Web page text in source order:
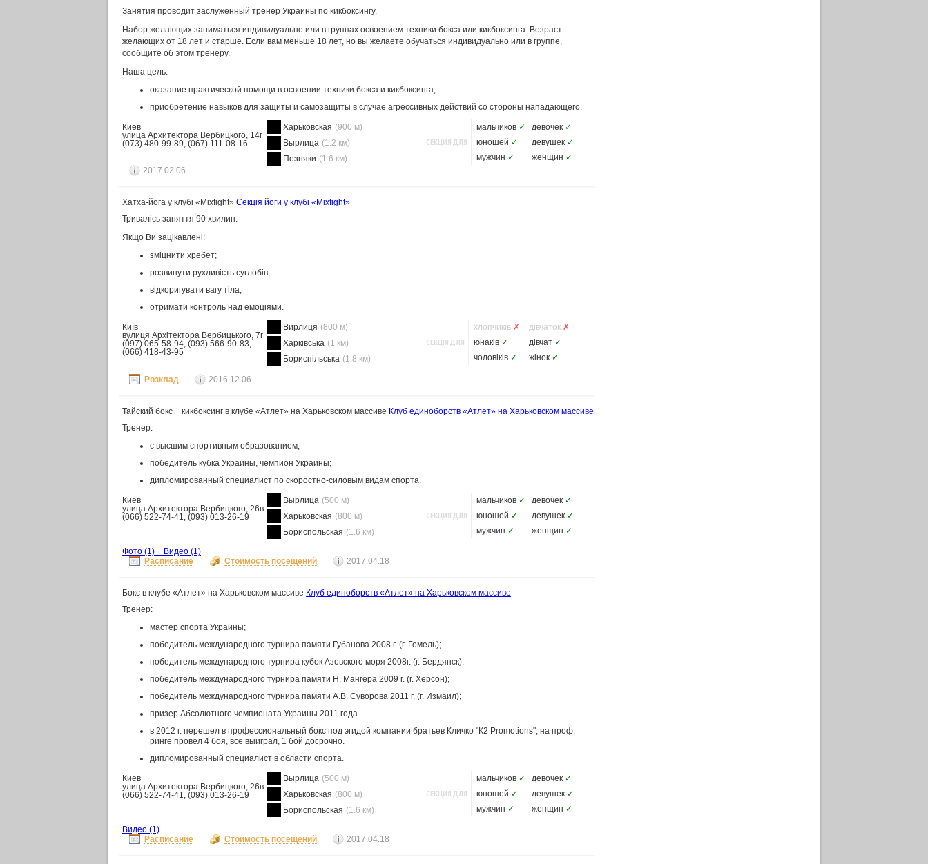
Занятия проводит заслуженный тренер Украины по кикбоксингу.
Набор желающих заниматься индивидуально или в группах освоением техники бокса или кикбоксинга. Возраст
желающих от 18 лет и старше. Если вам меньше 18 лет, но вы желаете обучаться индивидуально или в группе,
сообщите об этом тренеру.
Наша цель:
оказание практической помощи в освоении техники бокса и кикбоксинга;
приобретение навыков для защиты и самозащиты в случае агрессивных действий со стороны нападающего.
Киев
улица Архитектора Вербицкого, 14г
(073) 480-99-89, (067) 111-08-16
Харьковская (900 м)
Вырлица (1.2 км)
Позняки (1.6 км)
СЕКЦИЯ ДЛЯ
мальчиков ✓ девочек ✓
юношей ✓ девушек ✓
мужчин ✓ женщин ✓
2017.02.06
Хатха-йога у клубі «Mixfight» Секція йоги у клубі «Mixfight»
Тривалісь заняття 90 хвилин.
Якщо Ви зацікавлені:
зміцнити хребет;
розвинути рухливість суглобів;
відкоригувати вагу тіла;
отримати контроль над емоціями.
Київ
вулиця Архітектора Вербицького, 7г
(097) 065-58-94, (093) 566-90-83,
(066) 418-43-95
Вирлиця (800 м)
Харківська (1 км)
Бориспільська (1.8 км)
СЕКЦІЯ ДЛЯ
хлопчиків ✗ дівчаток ✗
юнаків ✓ дівчат ✓
чоловіків ✓ жінок ✓
Розклад 2016.12.06
Тайский бокс + кикбоксинг в клубе «Атлет» на Харьковском массиве Клуб единоборств «Атлет» на Харьковском массиве
Тренер:
с высшим спортивным образованием;
победитель кубка Украины, чемпион Украины;
дипломированный специалист по скоростно-силовым видам спорта.
Киев
улица Архитектора Вербицкого, 26в
(066) 522-74-41, (093) 013-26-19
Вырлица (500 м)
Харьковская (800 м)
Бориспольская (1.6 км)
СЕКЦИЯ ДЛЯ
мальчиков ✓ девочек ✓
юношей ✓ девушек ✓
мужчин ✓ женщин ✓
Фото (1) + Видео (1)
Расписание
Стоимость посещений 2017.04.18
Бокс в клубе «Атлет» на Харьковском массиве Клуб единоборств «Атлет» на Харьковском массиве
Тренер:
мастер спорта Украины;
победитель международного турнира памяти Губанова 2008 г. (г. Гомель);
победитель международного турнира кубок Азовского моря 2008г. (г. Бердянск);
победитель международного турнира памяти Н. Мангера 2009 г. (г. Херсон);
победитель международного турнира памяти А.В. Суворова 2011 г. (г. Измаил);
призер Абсолютного чемпионата Украины 2011 года.
в 2012 г. перешел в профессиональный бокс под эгидой компании братьев Кличко "К2 Promotions", на проф.
ринге провел 4 боя, все выиграл, 1 бой досрочно.
дипломированный специалист в области спорта.
Киев
улица Архитектора Вербицкого, 26в
(066) 522-74-41, (093) 013-26-19
Вырлица (500 м)
Харьковская (800 м)
Бориспольская (1.6 км)
СЕКЦИЯ ДЛЯ
мальчиков ✓ девочек ✓
юношей ✓ девушек ✓
мужчин ✓ женщин ✓
Видео (1)
Расписание
Стоимость посещений 2017.04.18